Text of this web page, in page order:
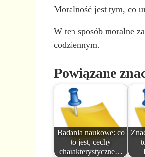
Moralność jest tym, co
W ten sposób moralne
codziennym.
Powiązane
Badania naukowe: co
to jest, cechy
charakterystyczne…